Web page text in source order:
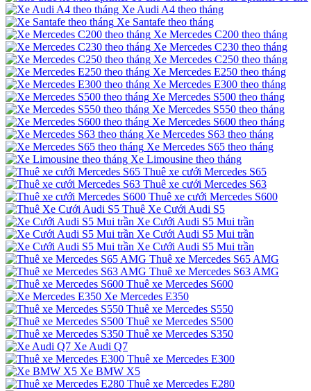
Xe Audi A4 theo tháng
Xe Santafe theo tháng
Xe Mercedes C200 theo tháng
Xe Mercedes C230 theo tháng
Xe Mercedes C250 theo tháng
Xe Mercedes E250 theo tháng
Xe Mercedes E300 theo tháng
Xe Mercedes S500 theo tháng
Xe Mercedes S550 theo tháng
Xe Mercedes S600 theo tháng
Xe Mercedes S63 theo tháng
Xe Mercedes S65 theo tháng
Xe Limousine theo tháng
Thuê xe cưới Mercedes S65
Thuê xe cưới Mercedes S63
Thuê xe cưới Mercedes S600
Thuê Xe Cưới Audi S5
Xe Cưới Audi S5 Mui trần
Xe Cưới Audi S5 Mui trần
Xe Cưới Audi S5 Mui trần
Thuê xe Mercedes S65 AMG
Thuê xe Mercedes S63 AMG
Thuê xe Mercedes S600
Xe Mercedes E350
Thuê xe Mercedes S550
Thuê xe Mercedes S500
Thuê xe Mercedes S350
Xe Audi Q7
Thuê xe Mercedes E300
Xe BMW X5
Thuê xe Mercedes E280